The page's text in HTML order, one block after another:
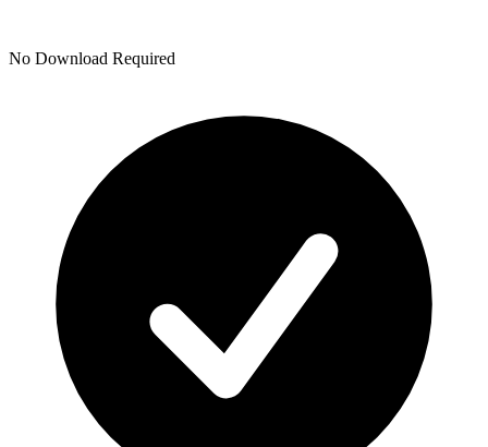
No Download Required